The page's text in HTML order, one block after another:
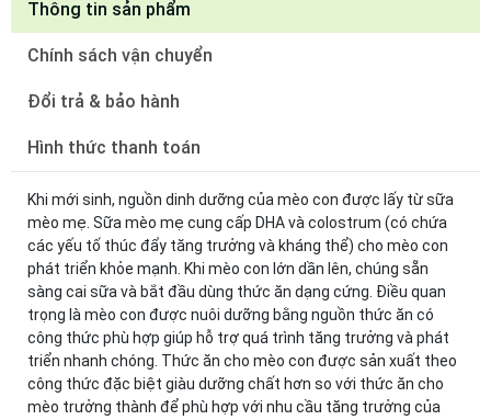
Thông tin sản phẩm
Chính sách vận chuyển
Đổi trả & bảo hành
Hình thức thanh toán
Khi mới sinh, nguồn dinh dưỡng của mèo con được lấy từ sữa
mèo mẹ. Sữa mèo mẹ cung cấp DHA và colostrum (có chứa
các yếu tố thúc đẩy tăng trưởng và kháng thể) cho mèo con
phát triển khỏe mạnh. Khi mèo con lớn dần lên, chúng sẵn
sàng cai sữa và bắt đầu dùng thức ăn dạng cứng. Điều quan
trọng là mèo con được nuôi dưỡng bằng nguồn thức ăn có
công thức phù hợp giúp hỗ trợ quá trình tăng trưởng và phát
triển nhanh chóng. Thức ăn cho mèo con được sản xuất theo
công thức đặc biệt giàu dưỡng chất hơn so với thức ăn cho
mèo trưởng thành để phù hợp với nhu cầu tăng trưởng của